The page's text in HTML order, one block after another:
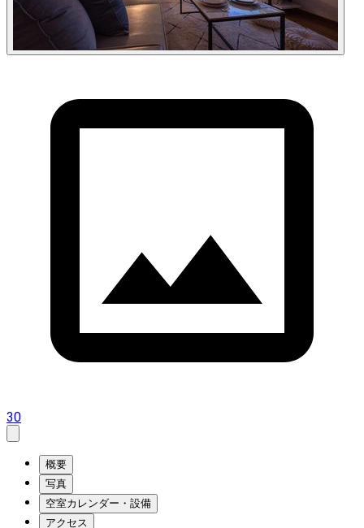
30
概要
写真
空室カレンダー・設備
アクセス